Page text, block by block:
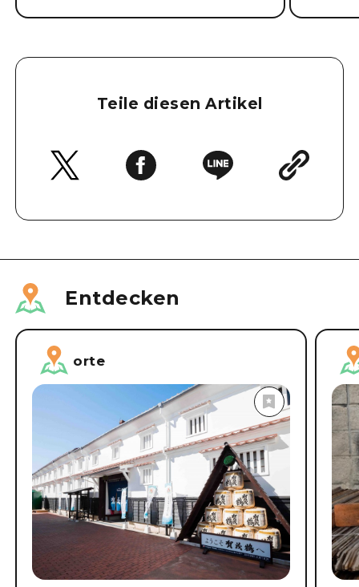
Teile diesen Artikel
Entdecken
orte